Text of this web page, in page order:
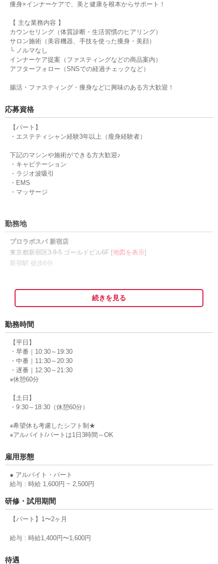
痩身×インナーケアで、美と健康を根本からサポート！
【 主な業務内容 】
カウンセリング（体質診断・生活習慣のヒアリング）
サロン施術（美容機器、手技を使った痩身・美顔）
└ ノルマなし
インナーケア提案（ファスティングなどの商品案内）
アフターフォロー（SNSでの経過チェックなど）
腸活・ファスティング・痩身などに興味のある方大歓迎！
応募資格
【パート】
・エステティシャン経験3年以上（瘦身経験者）
下記のマシンや施術ができる方大歓迎♪
・キャビテーション
・ラジオ波吸引
・EMS
・マッサージ
勤務地
プロラボスパ 新宿店
東京都新宿区3-9-5 ゴールドビル6F [地図を表示]
新宿駅 徒歩6分
東京都渋谷区道玄坂1-18-8 渋谷道玄坂プラザ仁科屋ビル2F [
示]
プロラボスパ 池袋東口店
東京都豊島区南池袋2-27-3 第一青木ビル4F [
池袋駅 徒歩1分
続きを見る
勤務時間
【平日】
・早番｜10:30～19:30
・中番｜11:30～20:30
・遅番｜12:30～21:30
※休憩60分
【土日】
・9:30～18:30（休憩60分）
※希望休も考慮したシフト制★
※アルバイト/パートは1日3時間～OK
雇用形態
● アルバイト・パート
給与 : 時給 1,600円 ~ 2,500円
研修・試用期間
【パート】1〜2ヶ月
給与 : 時給1,400円〜1,600円
待遇